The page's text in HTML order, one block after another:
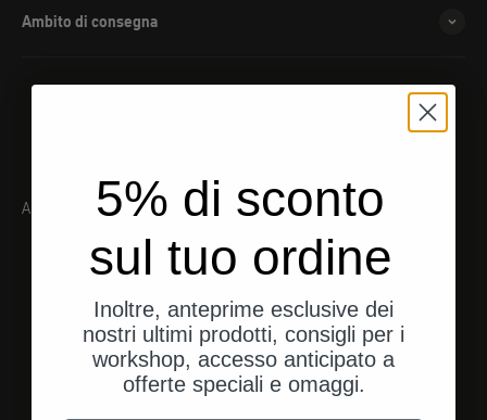
Ambito di consegna
ALTRE NOTIZIE INTERESSANTI
5% di sconto
sul tuo ordine
Inoltre, anteprime esclusive dei
nostri ultimi prodotti, consigli per i
workshop, accesso anticipato a
offerte speciali e omaggi.